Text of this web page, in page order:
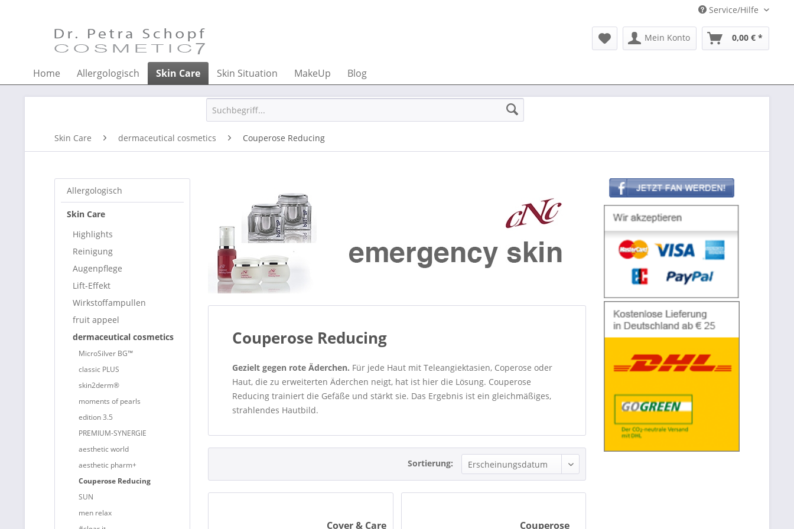
Service/Hilfe
Mein Konto 0,00 € *
Home Allergologisch Skin Care Skin Situation MakeUp Blog
Skin Care dermaceutical cosmetics Couperose Reducing
Allergologisch
Skin Care
Highlights
Reinigung
Augenpflege
Lift-Effekt
Wirkstoffampullen
fruit appeel
dermaceutical cosmetics
MicroSilver BG™
classic PLUS
skin2derm®
moments of pearls
edition 3.5
PREMIUM-SYNERGIE
aesthetic world
aesthetic pharm+
Couperose Reducing
SUN
men relax
Couperose Reducing
Gezielt gegen rote Äderchen. Für jede Haut mit Teleangiektasien, Coperose oder
Haut, die zu erweiterten Äderchen neigt, hat ist hier die Lösung. Couperose
Reducing trainiert die Gefäße und stärkt sie. Das Ergebnis ist ein gleichmäßiges,
strahlendes Hautbild.
Sortierung:
Cover & Care
Couperose